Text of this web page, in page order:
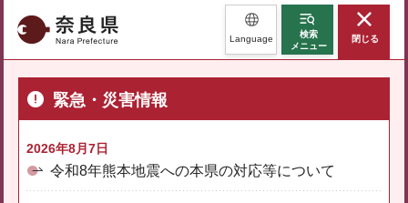
奈良県 Language
検索
メニュー
閉じる
緊急・災害情報
2026年8月7日
令和8年熊本地震への本県の対応等について